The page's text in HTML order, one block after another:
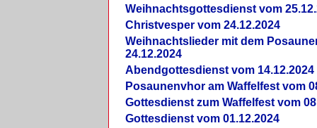
Weihnachtsgottesdienst vom
Christvesper vom 24.12.2024
Weihnachtslieder mit dem
24.12.2024
Abendgottesdienst vom 14.12.2024
Posaunenvhor am Waffelfest vom
Gottesdienst zum Waffelfest vom
Gottesdienst vom 01.12.2024